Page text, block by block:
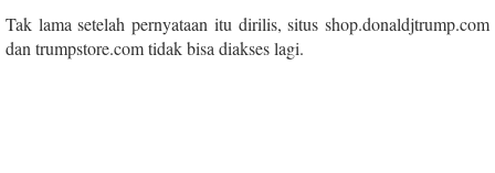
Tak lama setelah pernyataan itu dirilis, situs shop.donaldjtrump.com
dan trumpstore.com tidak bisa diakses lagi.